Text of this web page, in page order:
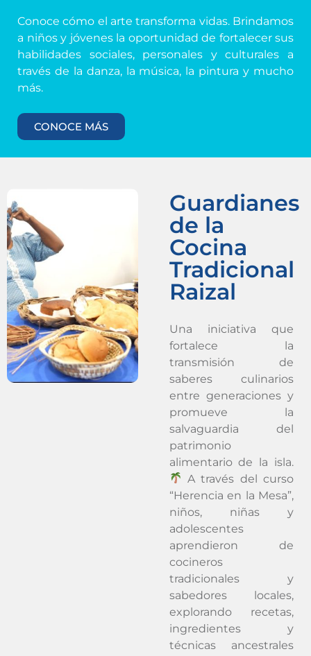
Conoce cómo el arte transforma vidas. Brindamos
a niños y jóvenes la oportunidad de fortalecer sus
habilidades sociales, personales y culturales a
través de la danza, la música, la pintura y mucho
más.
CONOCE MÁS
Guardianes
de la
Cocina
Tradicional
Raizal
Una iniciativa que
fortalece la
transmisión de
saberes culinarios
entre generaciones y
promueve la
salvaguardia del
patrimonio
alimentario de la isla.
A través del curso
“Herencia en la Mesa”,
niños, niñas y
adolescentes
aprendieron de
cocineros
tradicionales y
sabedores locales,
explorando recetas,
ingredientes y
técnicas ancestrales